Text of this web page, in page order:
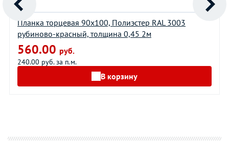
Планка торцевая 90х100, Полиэстер RAL 3003
рубиново-красный, толщина 0,45 2м
560.00 руб.
240.00 руб. за п.м.
В корзину